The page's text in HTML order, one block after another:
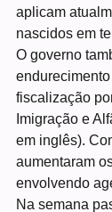
aplicam
nascidos em
O governo
fiscalização
Imigração e
em inglês).
aumentaram
envolvendo
Na semana